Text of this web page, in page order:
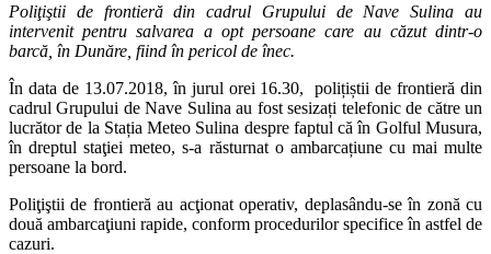
Poliţiştii de frontieră din cadrul Grupului de Nave Sulina au
intervenit pentru salvarea a opt persoane care au căzut dintr-o
barcă, în Dunăre, fiind în pericol de înec.
În data de 13.07.2018, în jurul orei 16.30, polițiștii de frontieră din
cadrul Grupului de Nave Sulina au fost sesizați telefonic de către un
lucrător de la Stația Meteo Sulina despre faptul că în Golful Musura,
în dreptul staţiei meteo, s-a răsturnat o ambarcațiune cu mai multe
persoane la bord.
Poliţiştii de frontieră au acţionat operativ, deplasându-se în zonă cu
două ambarcaţiuni rapide, conform procedurilor specifice în astfel de
cazuri.